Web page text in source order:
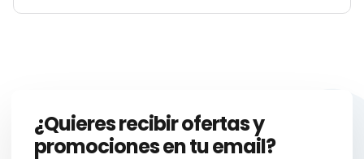
¿Quieres recibir ofertas y
promociones en tu email?